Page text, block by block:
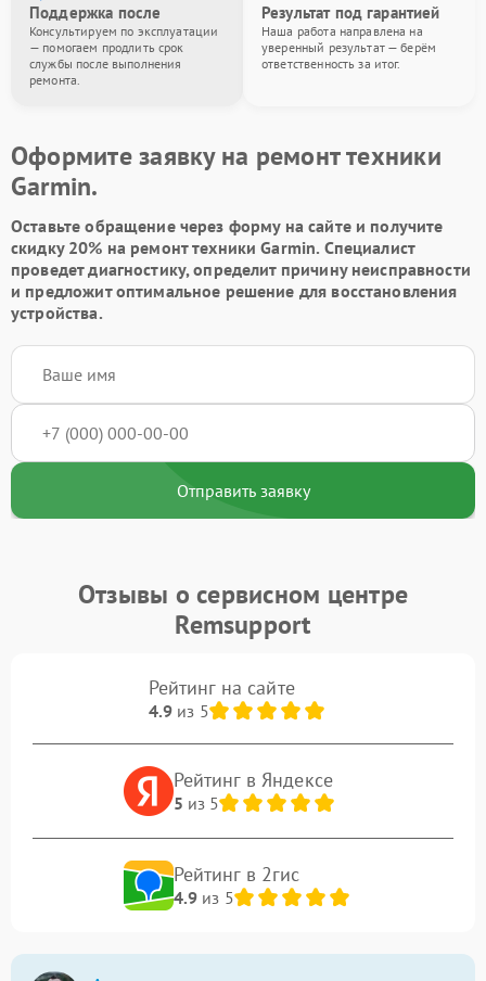
Поддержка после
Консультируем по эксплуатации
— помогаем продлить срок
службы после выполнения
ремонта.
Результат под гарантией
Наша работа направлена на
уверенный результат — берём
ответственность за итог.
Оформите заявку на ремонт техники
Garmin.
Оставьте обращение через форму на сайте и получите
скидку 20% на ремонт техники Garmin. Специалист
проведет диагностику, определит причину неисправности
и предложит оптимальное решение для восстановления
устройства.
Отправить заявку
Отзывы о сервисном центре
Remsupport
Рейтинг на сайте
4.9из 5
Рейтинг в Яндексе
5 из 5
Рейтинг в 2гис
4.9из 5